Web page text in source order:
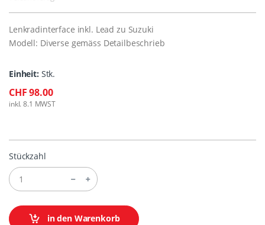
Lenkradinterface inkl. Lead zu Suzuki
Modell: Diverse gemäss Detailbeschrieb
Einheit: Stk.
CHF 98.00
inkl. 8.1 MWST
Stückzahl
in den Warenkorb